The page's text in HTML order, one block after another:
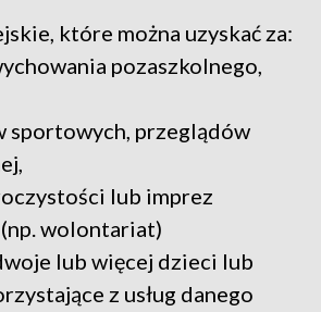
które można uzyskać za:
pozaszkolnego,
sportowych, przeglądów
lub imprez
wolontariat)
lub więcej dzieci lub
z usług danego